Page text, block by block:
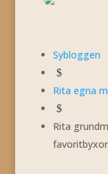
Sybloggen
$
Rita egna
$
Rita
favoritbyxor